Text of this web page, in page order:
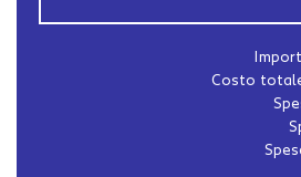
Costo